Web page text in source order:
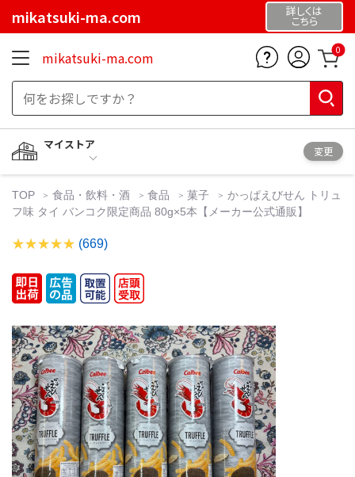
mikatsuki-ma.com 詳しくは
こちら
mikatsuki-ma.com 0
マイストア
変更
TOP 食品・飲料・酒 食品 菓子
かっぱえびせん トリュ
フ味 タイ バンコク限定商品 80g×5本【メーカー公式通販】
(669)